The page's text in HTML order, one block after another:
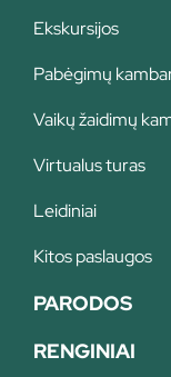
Ekskursijos
Pabėgimų
Vaikų žaidimų
Virtualus turas
Leidiniai
Kitos paslaugos
PARODOS
RENGINIAI